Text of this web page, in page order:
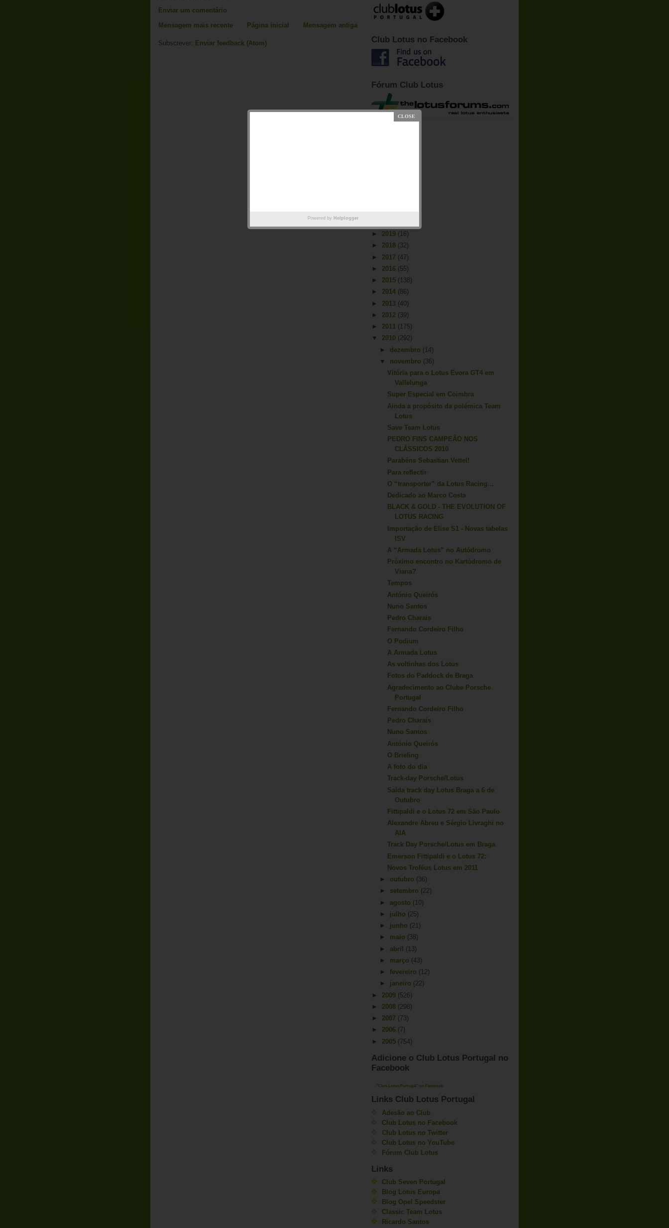
Enviar um comentário
Mensagem mais recente
Mensagem antiga
Página inicial
Subscrever: Enviar feedback (Atom)
Powered by Helplogger
Club Lotus no Facebook
Fórum Club Lotus
► 2019 (16)
► 2018 (32)
► 2017 (47)
► 2016 (55)
► 2015 (138)
► 2014 (86)
► 2013 (40)
► 2012 (39)
► 2011 (175)
▼ 2010 (292)
► dezembro (14)
▼ novembro (36)
Vitória para o Lotus Evora GT4 em
Vallelunga
Super Especial em Coimbra
Ainda a propósito da polémica Team
Lotus
Save Team Lotus
PEDRO FINS CAMPEÃO NOS
CLÁSSICOS 2010
Parabéns Sebastian Vettel!
Para reflectir
O “transporter” da Lotus Racing…
Dedicado ao Marco Costa
BLACK & GOLD - THE EVOLUTION OF
LOTUS RACING
Importação de Elise S1 - Novas tabelas
ISV
A “Armada Lotus” no Autódromo
Próximo encontro no Kartódromo de
Viana?
Tempos
António Queirós
Nuno Santos
Pedro Charais
Fernando Cordeiro Filho
O Podium
A Armada Lotus
As voltinhas dos Lotus
Fotos do Paddock de Braga
Agradecimento ao Clube Porsche
Portugal
Fernando Cordeiro Filho
Pedro Charais
Nuno Santos
António Queirós
O Briefing
A foto do dia
Track-day Porsche/Lotus
Saída track day Lotus Braga a 6 de
Outubro
Fittipaldi e o Lotus 72 em São Paulo
Alexandre Abreu e Sérgio Livraghi no
AIA
Track Day Porsche/Lotus em Braga
Emerson Fittipaldi e o Lotus 72:
Novos Troféus Lotus em 2011
► outubro (36)
► setembro (22)
► agosto (10)
► julho (25)
► junho (21)
► maio (38)
► abril (13)
► março (43)
► fevereiro (12)
► janeiro (22)
► 2009 (526)
► 2008 (298)
► 2007 (73)
► 2006 (7)
► 2005 (754)
Adicione o Club Lotus Portugal no
Facebook
"Club Lotus Portugal" on Facebook
Links Club Lotus Portugal
Adesão ao Club
Club Lotus no Facebook
Club Lotus no Twitter
Club Lotus no YouTube
Fórum Club Lotus
Links
Club Seven Portugal
Blog Lotus Europa
Blog Opel Speedster
Classic Team Lotus
Ricardo Santos